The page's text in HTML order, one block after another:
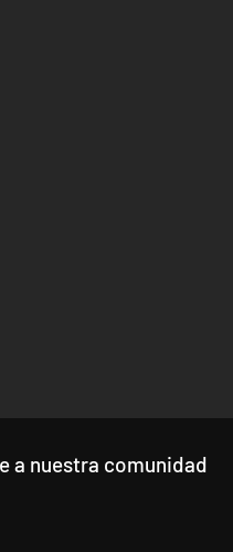
a nuestra comunidad